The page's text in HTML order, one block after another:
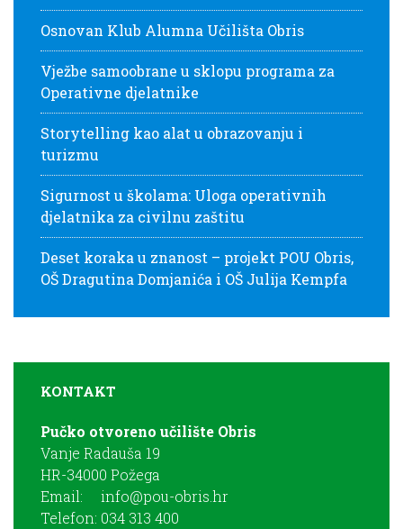
Osnovan Klub Alumna Učilišta Obris
Vježbe samoobrane u sklopu programa za
Operativne djelatnike
Storytelling kao alat u obrazovanju i
turizmu
Sigurnost u školama: Uloga operativnih
djelatnika za civilnu zaštitu
Deset koraka u znanost – projekt POU Obris,
OŠ Dragutina Domjanića i OŠ Julija Kempfa
KONTAKT
Pučko otvoreno učilište Obris
Vanje Radauša 19
HR-34000 Požega
Email: info@pou-obris.hr
Telefon: 034 313 400